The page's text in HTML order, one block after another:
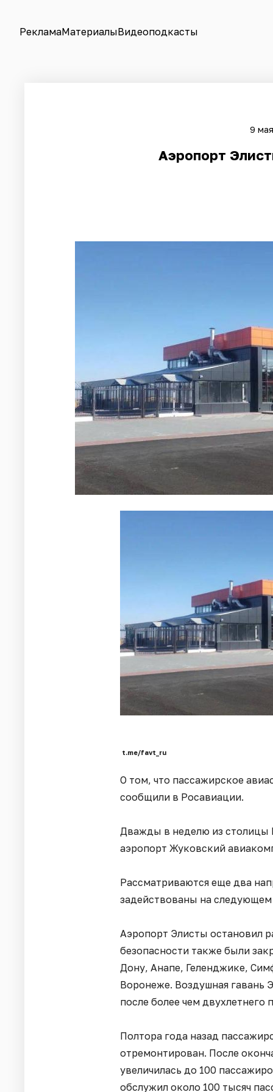
РекламаМатериалыВидеоподкасты
9
Аэропорт
t.me/favt_ru
О том, что пассажирское
сообщили в Росавиации.
Дважды в неделю из столицы
аэропорт Жуковский
Рассматриваются еще два
задействованы на следующем
Аэропорт Элисты остановил
безопасности также были
Дону, Анапе, Геленджике,
Воронеже. Воздушная гавань
после более чем двухлетнего
Полтора года назад
отремонтирован. После
увеличилась до 100
обслужил около 100 тысяч